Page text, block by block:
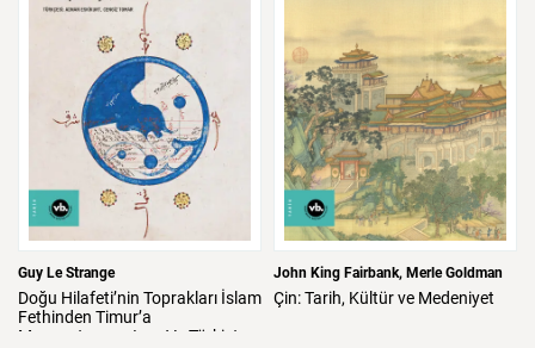
Guy Le Strange
Doğu Hilafeti’nin Toprakları İslam
Fethinden Timur’a
Mezopotamya,
Iran Ve Türkistan
John King Fairbank Merle Goldman
Çin:Tarih, Kültürve Medeniyet